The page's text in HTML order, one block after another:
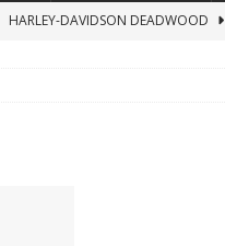
HARLEY-DAVIDSON DEADWOOD